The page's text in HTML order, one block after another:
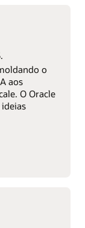
o
​​aos
O Oracle